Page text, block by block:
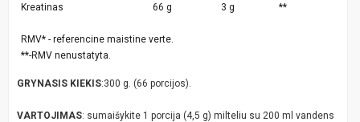
Kreatinas 66 g 3 g **
RMV* - referencine maistine verte.
**-RMV nenustatyta.
GRYNASIS KIEKIS:300 g. (66 porcijos).
VARTOJIMAS: sumaišykite 1 porcija (4,5 g) milteliu su 200 ml vandens